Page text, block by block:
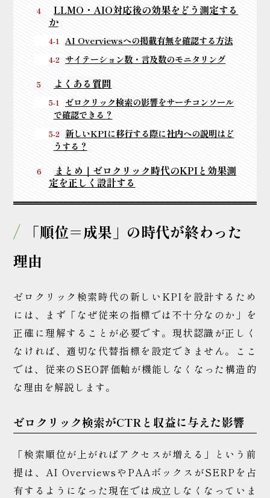
LLMO・AIO対応後の効果をどう測定する
か
AI Overviewsへの掲載有無を確認する方法
サイテーション数・言及数のモニタリング
よくある質問
ゼロクリック検索の影響をサーチコンソール
で確認できる？
新しいKPIに移行する際に社内への説明はど
うする？
まとめ｜ゼロクリック時代のKPIと効果測
定を正しく設計する
「順位＝成果」の時代が終わった
理由
ゼロクリック検索時代の新しいKPIを設計するため
には、まず「なぜ従来の指標では不十分なのか」を
正確に理解することが必要です。現状認識が正しく
なければ、適切な代替指標を設定できません。ここ
では、従来のSEO評価軸が機能しなくなった構造的
な理由を解説します。
ゼロクリック検索がCTRと収益に与えた影響
「検索順位が上がればアクセスが増える」という前
提は、AI OverviewsやPAAボックスがSERPを占
有するようになった現在では成立しなくなっていま